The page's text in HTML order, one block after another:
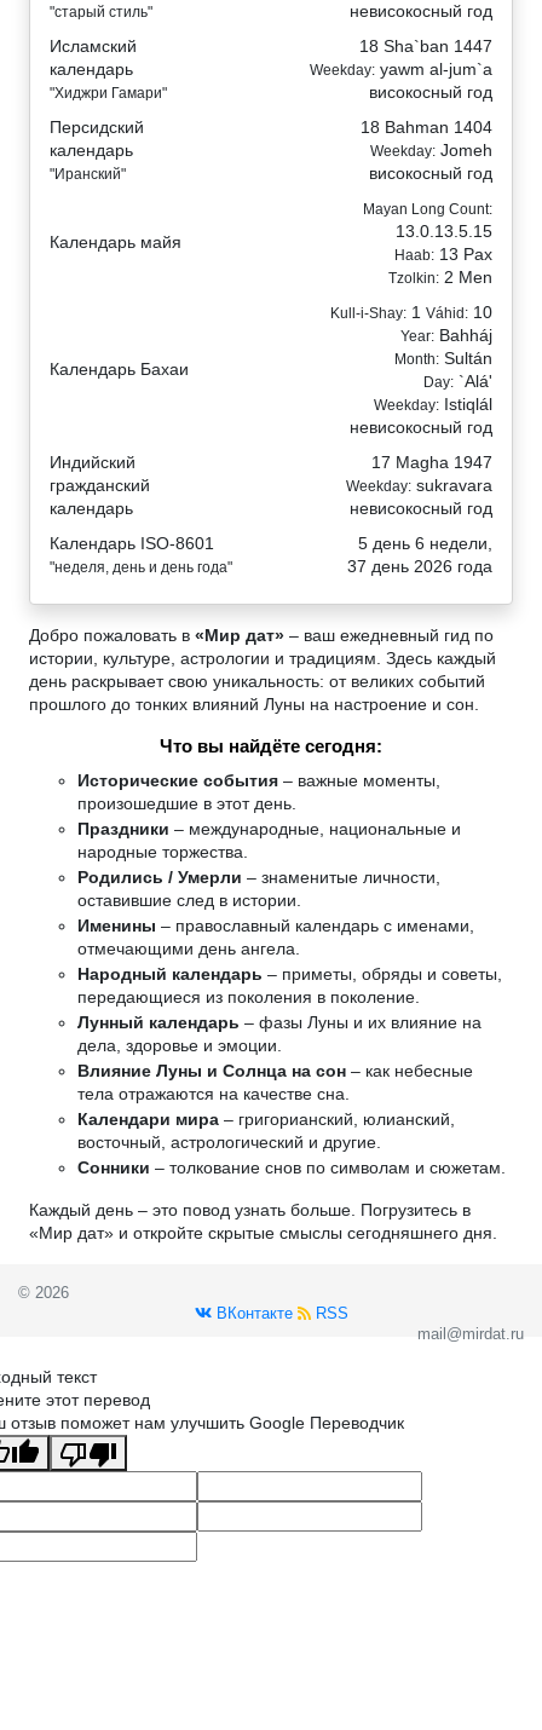
"старый стиль"
невисокосный год
Исламский
календарь
"Хиджри Гамари"
18 Sha`ban 1447
Weekday: yawm al-jum`a
високосный год
Персидский
календарь
"Иранский"
18 Bahman 1404
Weekday: Jomeh
високосный год
Календарь майя
Mayan Long Count:
13.0.13.5.15
Haab: 13 Pax
Tzolkin: 2 Men
Календарь Бахаи
Kull-i-Shay: 1 Váhid: 10
Year: Bahháj
Month: Sultán
Day: `Alá'
Weekday: Istiqlál
невисокосный год
Индийский
гражданский
календарь
17 Magha 1947
Weekday: sukravara
невисокосный год
Календарь ISO-8601
"неделя, день и день года"
5 день 6 недели,
37 день 2026 года
Добро пожаловать в «Мир дат» – ваш ежедневный гид по
истории, культуре, астрологии и традициям. Здесь каждый
день раскрывает свою уникальность: от великих событий
прошлого до тонких влияний Луны на настроение и сон.
Что вы найдёте сегодня:
Исторические события – важные моменты,
произошедшие в этот день.
Праздники – международные, национальные и
народные торжества.
Родились / Умерли – знаменитые личности,
оставившие след в истории.
Именины – православный календарь с именами,
отмечающими день ангела.
Народный календарь – приметы, обряды и советы,
передающиеся из поколения в поколение.
Лунный календарь – фазы Луны и их влияние на
дела, здоровье и эмоции.
Влияние Луны и Солнца на сон – как небесные
тела отражаются на качестве сна.
Календари мира – григорианский, юлианский,
восточный, астрологический и другие.
Сонники – толкование снов по символам и сюжетам.
Каждый день – это повод узнать больше. Погрузитесь в
«Мир дат» и откройте скрытые смыслы сегодняшнего дня.
© 2026
ВКонтакте
RSS
mail@mirdat.ru
текст
этот перевод
отзыв поможет нам улучшить Google Переводчик